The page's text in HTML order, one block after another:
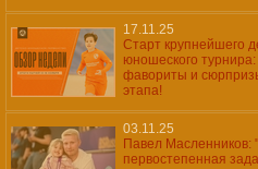
17.11.25
Старт крупнейшего
юношеского
фавориты и
этапа!
03.11.25
Павел
первостепенная